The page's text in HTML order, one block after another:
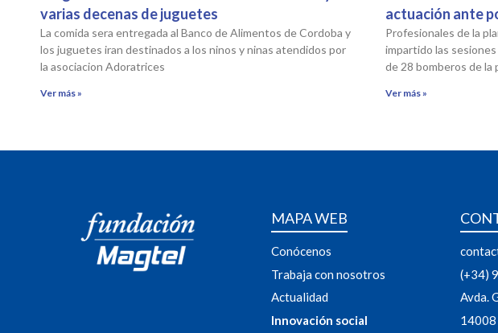
varias decenas de juguetes
La comida sera entregada al Banco de Alimentos de Cordoba y
los juguetes iran destinados a los ninos y ninas atendidos por
la asociacion Adoratrices
Ver más »
actuación ante
Profesionales de la
impartido las
de 28 bomberos de la
Ver más »
MAPA WEB
Conócenos
Trabaja con nosotros
Actualidad
Innovación social
(+34)
Avda.
14008